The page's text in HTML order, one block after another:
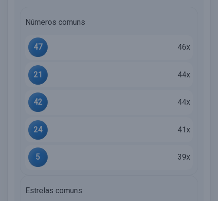
Números comuns
47 46x
21 44x
42 44x
24 41x
5 39x
Estrelas comuns